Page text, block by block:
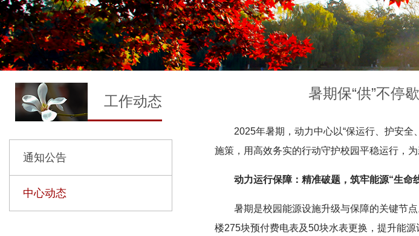
工作动态
通知公告
中心动态
暑期保“供”不停
2025年暑期，动力中心以“保运行、护安
施策，用高效务实的行动守护校园平稳运行，为
动力运行保障：精准破题，筑牢能源“生命
暑期是校园能源设施升级与保障的关键节
楼275块预付费电表及50块水表更换，提升能